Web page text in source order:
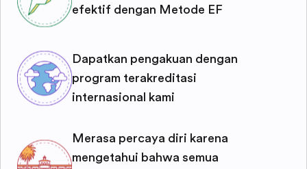
efektif dengan Metode EF
Dapatkan pengakuan dengan
program terakreditasi
internasional kami
Merasa percaya diri karena
mengetahui bahwa semua